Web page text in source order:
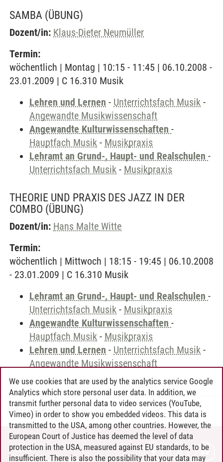
SAMBA (ÜBUNG)
Dozent/in: Klaus-Dieter Neumüller
Termin:
wöchentlich | Montag | 10:15 - 11:45 | 06.10.2008 -
23.01.2009 | C 16.310 Musik
Lehren und Lernen - Unterrichtsfach Musik -
Angewandte Musikwissenschaft
Angewandte Kulturwissenschaften -
Hauptfach Musik - Musikpraxis
Lehramt an Grund-, Haupt- und Realschulen -
Unterrichtsfach Musik - Musikpraxis
THEORIE UND PRAXIS DES JAZZ IN DER
COMBO (ÜBUNG)
Dozent/in: Hans Malte Witte
Termin:
wöchentlich | Mittwoch | 18:15 - 19:45 | 06.10.2008
- 23.01.2009 | C 16.310 Musik
Lehramt an Grund-, Haupt- und Realschulen -
Unterrichtsfach Musik - Musikpraxis
Angewandte Kulturwissenschaften -
Hauptfach Musik - Musikpraxis
Lehren und Lernen - Unterrichtsfach Musik -
Angewandte Musikwissenschaft
Andreea Tribel 30.06.2024
CONTACT
We use cookies that are used by the analytics service Google
Analytics which store personal user data. In addition, we
transmit further personal data to video services (YouTube,
Vimeo) in order to show you embedded videos. This data is
transmitted to the USA, among other countries. However, the
European Court of Justice has deemed the level of data
protection in the USA, measured against EU standards, to be
insufficient. There is also the possibility that your data may